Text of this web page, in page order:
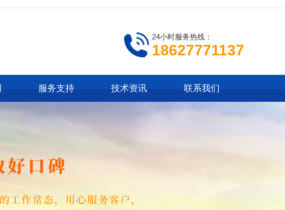
24小时服务热线：
18627771137
服务支持 技术资讯 联系我们